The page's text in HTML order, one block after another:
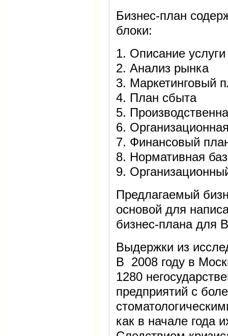
Бизнес-план
блоки:
1. Описание услуги
2. Анализ рынка
3. Маркетинговый
4. План сбыта
5.
6.
7. Финансовый
8. Нормативная
9.
Предлагаемый
основой для
бизнес-плана для
Выдержки из
В 2008 году в
1280
предприятий с
как в начале года